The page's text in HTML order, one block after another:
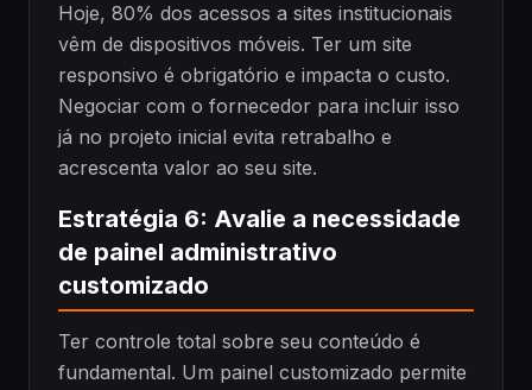
Hoje, 80% dos acessos a sites institucionais
vêm de dispositivos móveis. Ter um site
responsivo é obrigatório e impacta o custo.
Negociar com o fornecedor para incluir isso
já no projeto inicial evita retrabalho e
acrescenta valor ao seu site.
Estratégia 6: Avalie a necessidade
de painel administrativo
customizado
Ter controle total sobre seu conteúdo é
fundamental. Um painel customizado permite